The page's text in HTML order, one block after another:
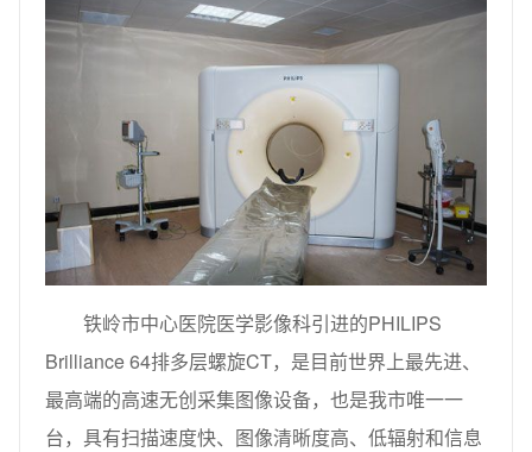
铁岭市中心医院医学影像科引进的PHILIPS
Brilliance 64排多层螺旋CT，是目前世界上最先进、
最高端的高速无创采集图像设备，也是我市唯一一
台，具有扫描速度快、图像清晰度高、低辐射和信息